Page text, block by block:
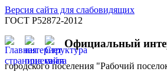
Версия сайта для слабовидящих
ГОСТ Р52872-2012
Официальный
городского поселения "Рабочий